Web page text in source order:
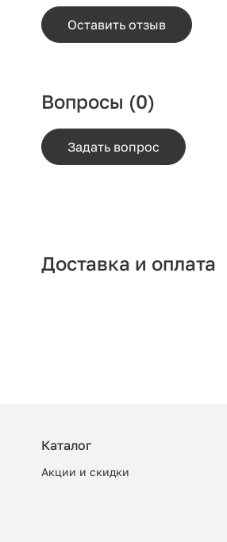
Оставить отзыв
Вопросы (0)
Задать вопрос
Доставка и оплата
Каталог
Акции и скидки